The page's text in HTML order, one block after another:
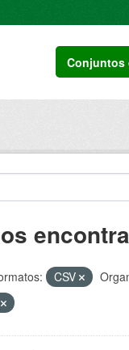
Conjuntos
CSV